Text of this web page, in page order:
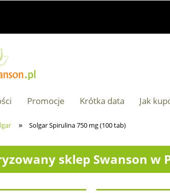
Promocje Krótka data Jak
» Solgar Spirulina 750 mg (100 tab)
sklep Swanson w